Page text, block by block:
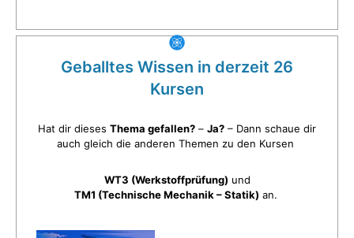
Geballtes Wissen in derzeit 26
Kursen
Hat dir dieses Thema gefallen? – Ja? – Dann schaue dir
auch gleich die anderen Themen zu den Kursen
WT3 (Werkstoffprüfung) und
TM1 (Technische Mechanik – Statik) an.